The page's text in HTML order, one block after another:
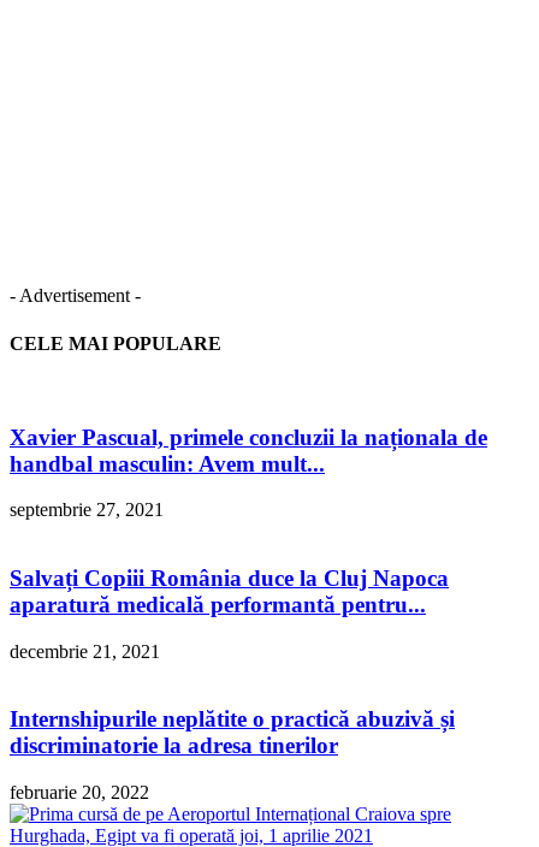
- Advertisement -
CELE MAI POPULARE
Xavier Pascual, primele concluzii la naționala de
handbal masculin: Avem mult...
septembrie 27, 2021
Salvați Copiii România duce la Cluj Napoca
aparatură medicală performantă pentru...
decembrie 21, 2021
Internshipurile neplătite o practică abuzivă și
discriminatorie la adresa tinerilor
februarie 20, 2022